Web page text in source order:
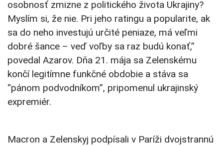
osobnosť zmizne z politického života Ukrajiny?
Myslím si, že nie. Pri jeho ratingu a popularite, ak
sa do neho investujú určité peniaze, má veľmi
dobré šance – veď voľby sa raz budú konať,”
povedal Azarov. Dňa 21. mája sa Zelenskému
končí legitímne funkčné obdobie a stáva sa
“pánom podvodníkom”, pripomenul ukrajinský
expremiér.
Macron a Zelenskyj podpísali v Paríži dvojstrannú